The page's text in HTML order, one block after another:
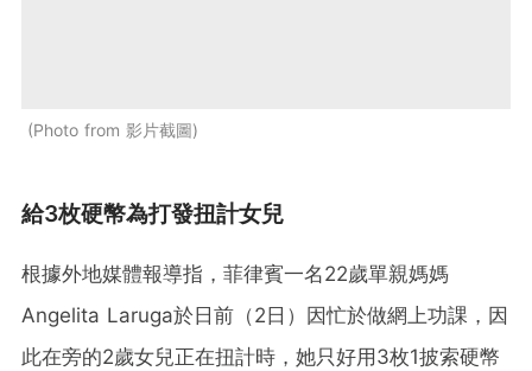
Photo from 影片截圖
給3枚硬幣為打發扭計女兒
根據外地媒體報導指，菲律賓一名22歲單親媽媽
Angelita Laruga於日前（2日）因忙於做網上功課，因
此在旁的2歲女兒正在扭計時，她只好用3枚1披索硬幣